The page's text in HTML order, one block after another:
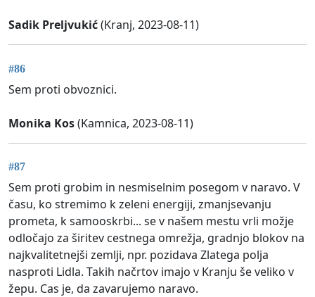
Sadik Preljvukić(Kranj, 2023-08-11)
#86
Sem proti obvoznici.
Monika Kos(Kamnica, 2023-08-11)
#87
Sem proti grobim in nesmiselnim posegom v naravo. V
času, ko stremimo k zeleni energiji, zmanjsevanju
prometa, k samooskrbi... se v našem mestu vrli možje
odločajo za širitev cestnega omrežja, gradnjo blokov na
najkvalitetnejši zemlji, npr. pozidava Zlatega polja
nasproti Lidla. Takih načrtov imajo v Kranju še veliko v
žepu. Cas je, da zavarujemo naravo.